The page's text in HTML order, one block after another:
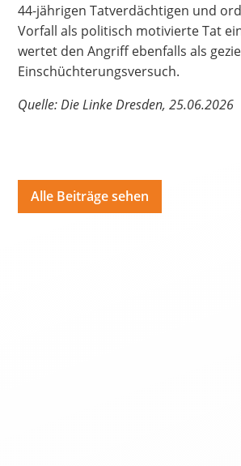
44-jährigen Tatverdächtigen und
Vorfall als politisch motivierte Tat
wertet den Angriff ebenfalls als
Einschüchterungsversuch.
Quelle: Die Linke Dresden, 25.06.2026
Alle Beiträge sehen